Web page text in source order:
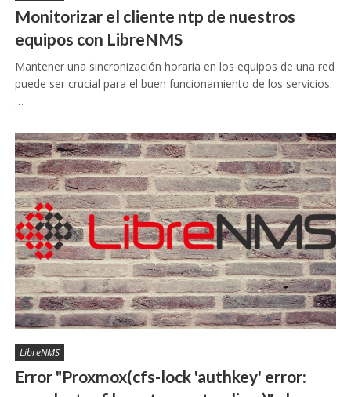
Monitorizar el cliente ntp de nuestros
equipos con LibreNMS
Mantener una sincronización horaria en los equipos de una red
puede ser crucial para el buen funcionamiento de los servicios.
…
LibreNMS
Error "Proxmox(cfs-lock 'authkey' error: